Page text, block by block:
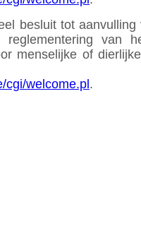
besluit tot aanvulling
van
menselijke of
cgi/welcome.pl.